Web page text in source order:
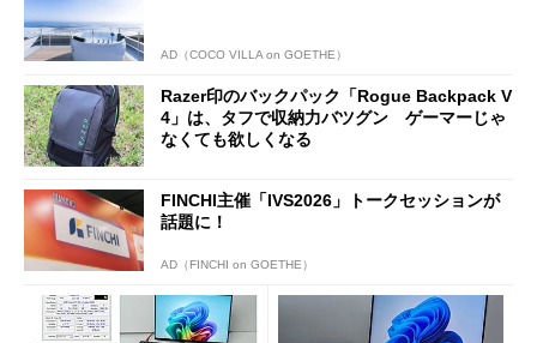
AD（COCO VILLA on GOETHE）
Razer印のバックパック「Rogue Backpack V
4」は、タフで収納力バツグン ゲーマーじゃ
なくても欲しくなる
FINCHI主催「IVS2026」トークセッションが
話題に！
AD（FINCHI on GOETHE）